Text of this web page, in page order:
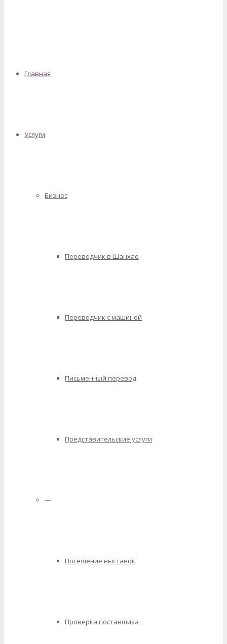
Главная
Услуги
Бизнес
Переводчик в Шанхае
Переводчик с машиной
Письменный перевод
Представительские услуги
—
Посещение выставок
Проверка поставщика